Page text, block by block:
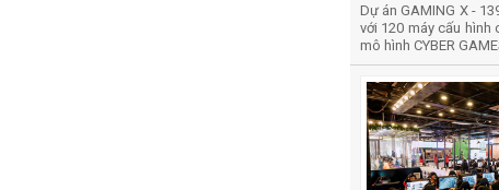
Dự án GAMING X -
với 120 máy cấu hình
mô hình CYBER